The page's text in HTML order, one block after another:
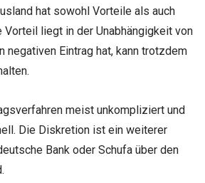
hat sowohl Vorteile als auch
Vorteil liegt in der Unabhängigkeit von
negativen Eintrag hat, kann trotzdem
meist unkompliziert und
Die Diskretion ist ein weiterer
Bank oder Schufa über den